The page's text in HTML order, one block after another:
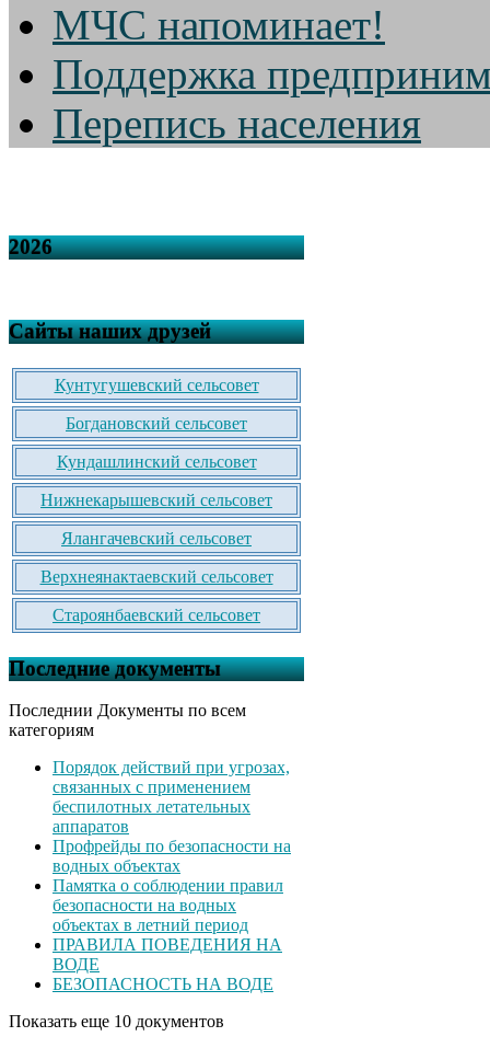
МЧС напоминает!
Поддержка
Перепись населения
2026
Сайты наших друзей
Кунтугушевский сельсовет
Богдановский сельсовет
Кундашлинский сельсовет
Нижнекарышевский сельсовет
Ялангачевский сельсовет
Верхнеянактаевский сельсовет
Староянбаевский сельсовет
Последние документы
Последнии Документы по всем
категориям
Порядок действий при угрозах,
связанных с применением
беспилотных летательных
аппаратов
Профрейды по безопасности на
водных объектах
Памятка о соблюдении правил
безопасности на водных
объектах в летний период
ПРАВИЛА ПОВЕДЕНИЯ НА
ВОДЕ
БЕЗОПАСНОСТЬ НА ВОДЕ
Показать еще 10 документов